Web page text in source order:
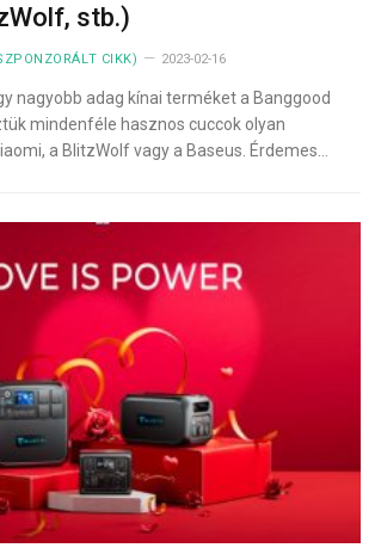
stb.)
CIKK) 2023-02-16
nagyobb adag kínai terméket a Banggood
mindenféle hasznos cuccok olyan
a BlitzWolf vagy a Baseus. Érdemes…